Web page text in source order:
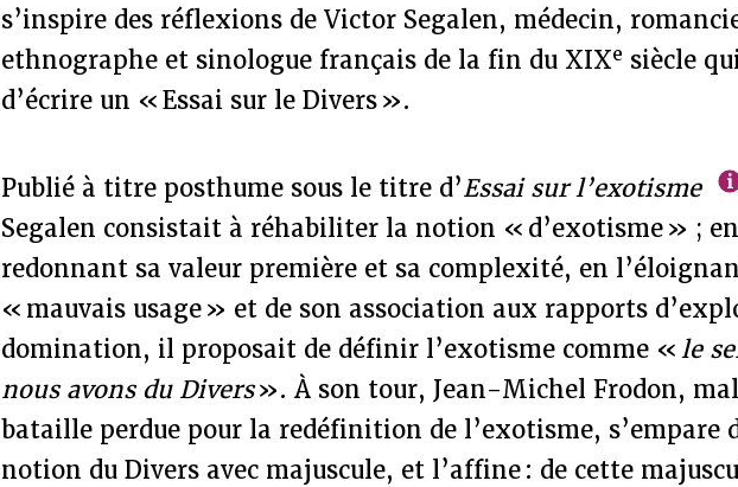
s’inspire des réflexions de Victor Segalen, médecin,
ethnographe et sinologue français de la fin du XIXe siècle
d’écrire un « Essai sur le Divers ».
Publié à titre posthume sous le titre d’Essai sur l’exotisme
Segalen consistait à réhabiliter la notion « d’exotisme » ;
redonnant sa valeur première et sa complexité, en
« mauvais usage » et de son association aux rapports
domination, il proposait de définir l’exotisme comme «le
nous avons du Divers». À son tour, Jean-Michel Frodon,
bataille perdue pour la redéfinition de l’exotisme, s’empare
notion du Divers avec majuscule, et l’affine : de cette